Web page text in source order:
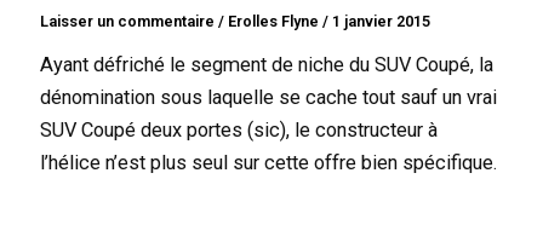
Laisser un commentaire / Erolles Flyne/ 1 janvier 2015
Ayant défriché le segment de niche du SUV Coupé, la
dénomination sous laquelle se cache tout sauf un vrai
SUV Coupé deux portes (sic), le constructeur à
l’hélice n’est plus seul sur cette offre bien spécifique.